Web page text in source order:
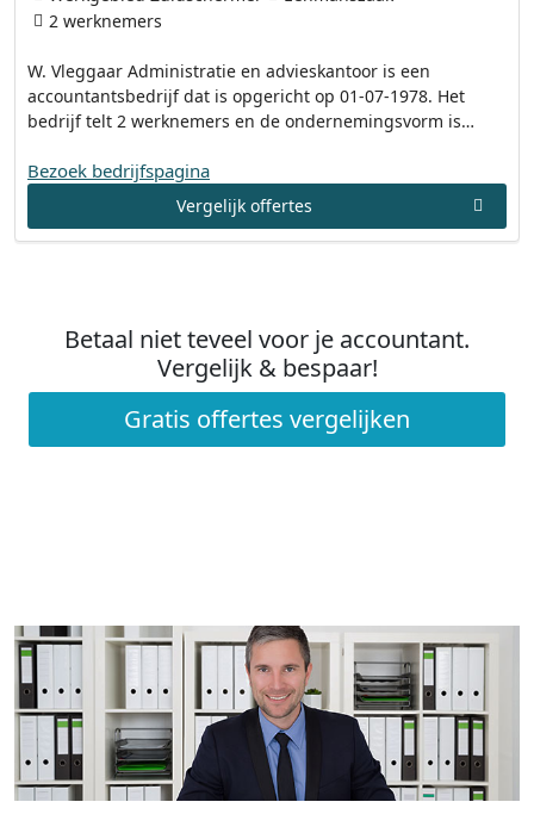
W. Vleggaar Administratie en advieskantoor is een
accountantsbedrijf dat is opgericht op 01-07-1978. Het
bedrijf telt 2 werknemers en de ondernemingsvorm is…
2 werknemers
Bezoek bedrijfspagina
Vergelijk offertes
Betaal niet teveel voor je accountant.
Vergelijk & bespaar!
Gratis offertes vergelijken